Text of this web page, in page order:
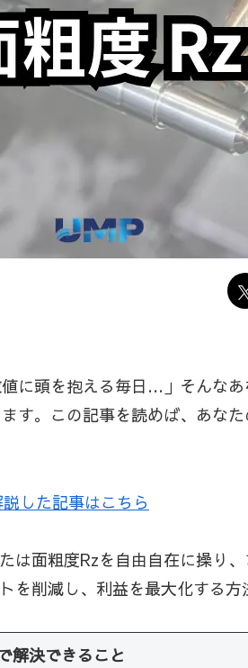
値に頭を抱える毎日…」そんな
す。この記事を読めば、あな
した記事はこちら
は面粗度Rzを自由自在に操り
を削減し、利益を最大化する方
解決できること